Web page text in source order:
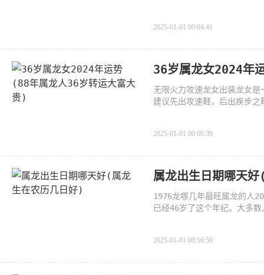
2025-01-01 00:04:41
36岁属龙女2024年
无限火力攻速龙女出装龙女
建议先出攻速鞋，后出疾步
2025-01-01 00:06:39
属龙出生日期哪天
1976龙哪几年最旺属龙的人
已经46岁了这个年纪。大多
2025-01-01 00:16:50